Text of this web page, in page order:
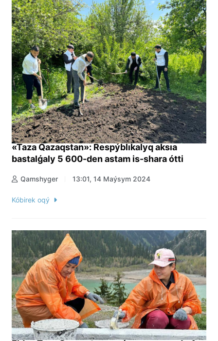
«Taza Qazaqstan»: Respýblıkalyq aksıa
bastalǵaly 5 600-den astam is-shara ótti
Qamshyger 13:01, 14 Maýsym 2024
Kóbirek oqý